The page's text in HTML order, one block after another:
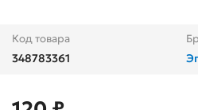
Код товара
348783361